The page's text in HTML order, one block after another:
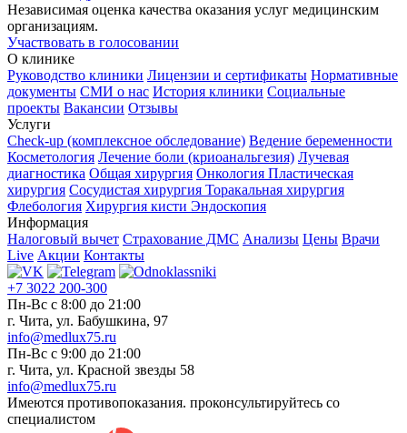
Независимая оценка качества оказания услуг медицинским
организациям.
Участвовать в голосовании
О клинике
Руководство клиники Лицензии и сертификаты Нормативные
документы СМИ о нас История клиники Социальные
проекты Вакансии Отзывы
Услуги
Check-up (комплексное обследование) Ведение беременности
Косметология Лечение боли (криоанальгезия) Лучевая
диагностика Общая хирургия Онкология Пластическая
хирургия Сосудистая хирургия Торакальная хирургия
Флебология Хирургия кисти Эндоскопия
Информация
Налоговый вычет Страхование ДМС Анализы Цены Врачи
Live Акции Контакты
+7 3022 200-300
Пн-Вс с 8:00 до 21:00
г. Чита, ул. Бабушкина, 97
info@medlux75.ru
Пн-Вс с 9:00 до 21:00
г. Чита, ул. Красной звезды 58
info@medlux75.ru
Имеются противопоказания. проконсультируйтесь со
специалистом